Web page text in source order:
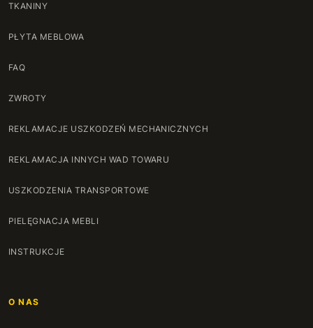
TKANINY
PŁYTA MEBLOWA
FAQ
ZWROTY
REKLAMACJE USZKODZEŃ MECHANICZNYCH
REKLAMACJA INNYCH WAD TOWARU
USZKODZENIA TRANSPORTOWE
PIELĘGNACJA MEBLI
INSTRUKCJE
O NAS